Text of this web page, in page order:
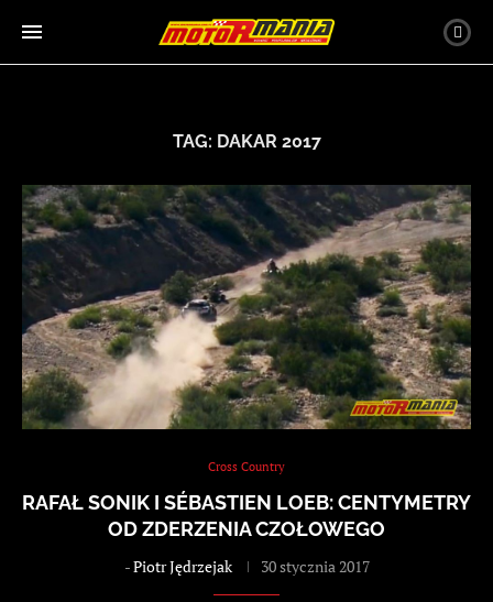
TAG: DAKAR 2017
Cross Country
RAFAŁ SONIK I SÉBASTIEN LOEB: CENTYMETRY
OD ZDERZENIA CZOŁOWEGO
-Piotr Jędrzejak 30 stycznia 2017